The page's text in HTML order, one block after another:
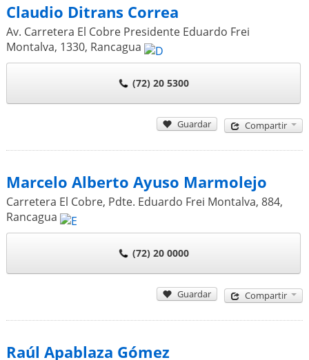
Claudio Ditrans Correa
Av. Carretera El Cobre Presidente Eduardo Frei
Montalva, 1330, Rancagua
(72) 20 5300
Guardar Compartir
Marcelo Alberto Ayuso Marmolejo
Carretera El Cobre, Pdte. Eduardo Frei Montalva, 884,
Rancagua
(72) 20 0000
Guardar Compartir
Raúl Apablaza Gómez